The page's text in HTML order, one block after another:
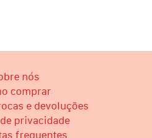
nós
comprar
e devoluções
privacidade
frequentes